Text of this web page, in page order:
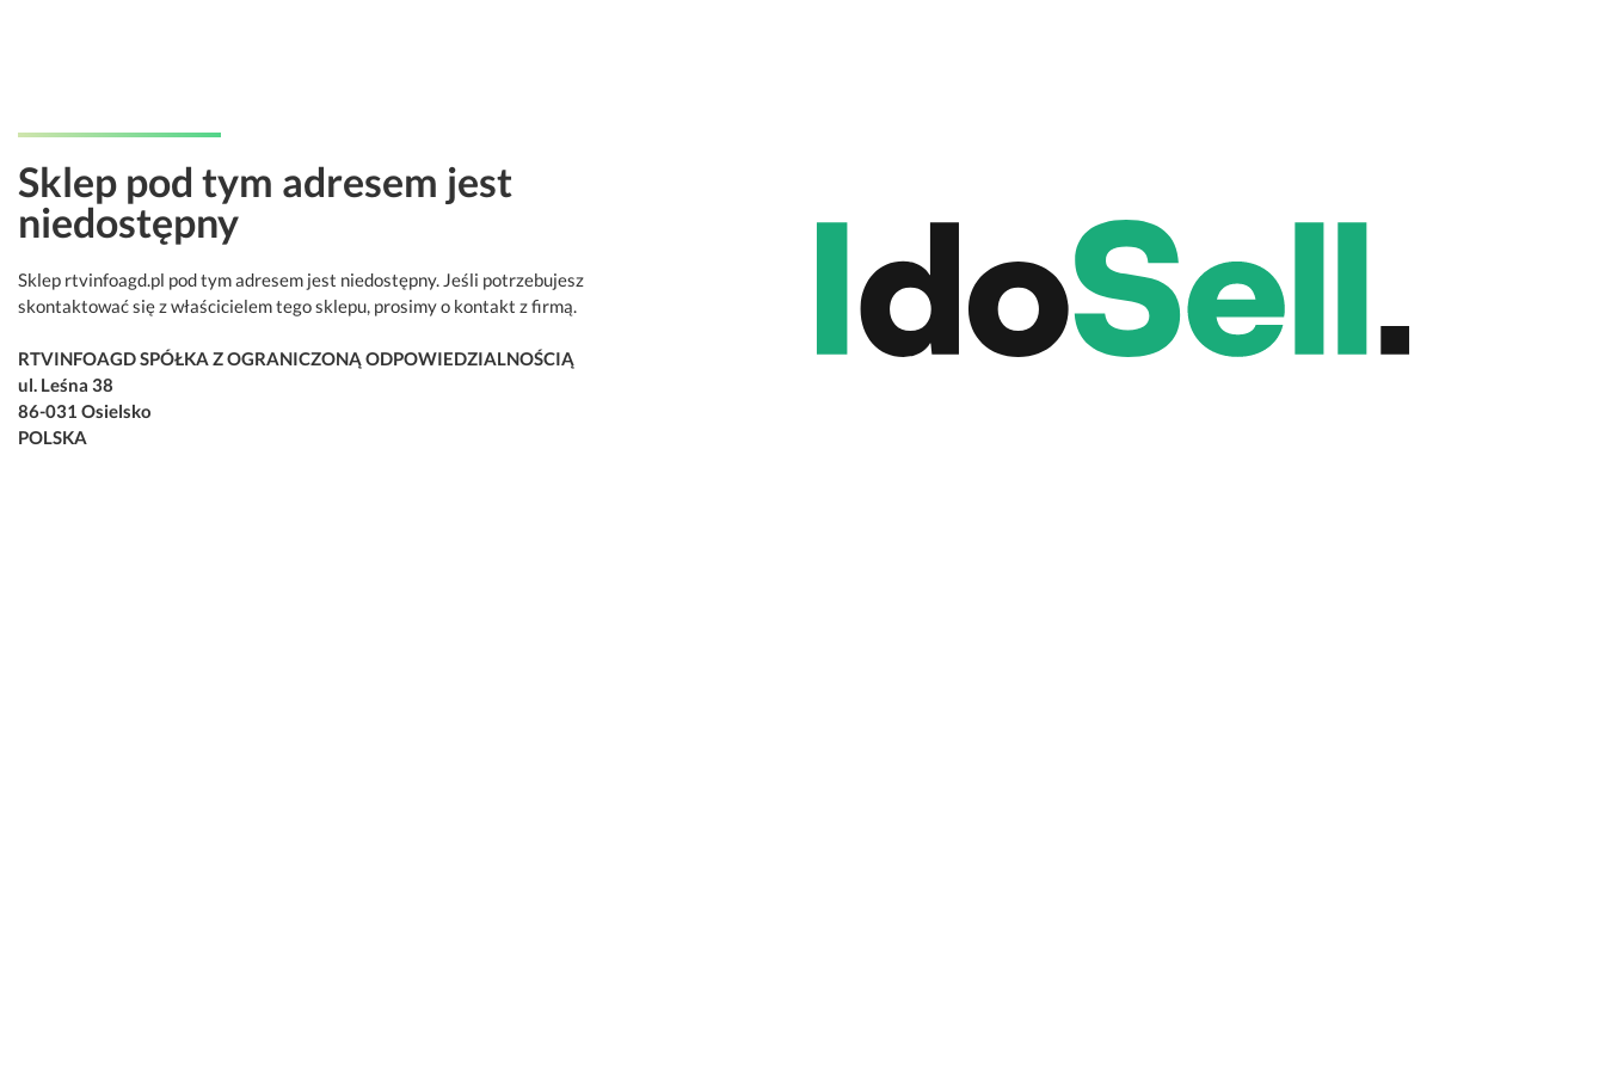
Sklep pod tym adresem jest
niedostępny
Sklep rtvinfoagd.pl pod tym adresem jest niedostępny. Jeśli potrzebujesz
skontaktować się z właścicielem tego sklepu, prosimy o kontakt z firmą.
RTVINFOAGD SPÓŁKA Z OGRANICZONĄ ODPOWIEDZIALNOŚCIĄ
ul. Leśna 38
86-031 Osielsko
POLSKA